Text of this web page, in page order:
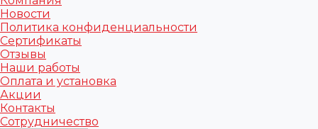
Новости
Политика конфиденциальности
Сертификаты
Отзывы
Наши работы
Оплата и установка
Акции
Контакты
Сотрудничество